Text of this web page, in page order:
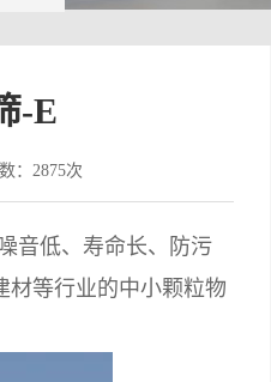
-E
：2875次
音低、寿命长、防污
材等行业的中小颗粒物